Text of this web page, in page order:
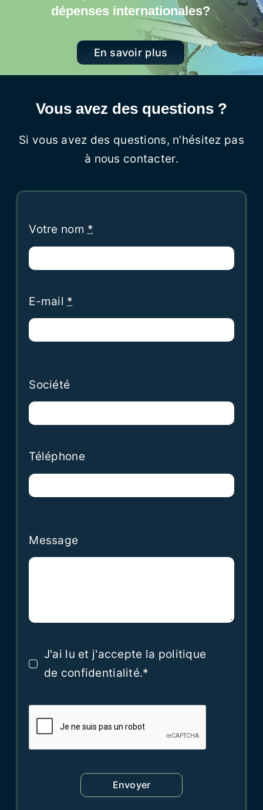
dépenses internationales?
En savoir plus
Vous avez des questions ?
Si vous avez des questions, n’hésitez pas
à nous contacter.
Votre nom *
E-mail *
Société
Téléphone
Message
J'ai lu et j'accepte la politique
de confidentialité.*
Envoyer